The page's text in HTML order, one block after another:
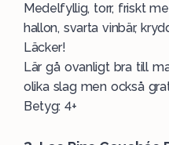
Medelfyllig, torr, friskt
hallon, svarta vinbär,
Läcker!
Lär gå ovanligt bra till
olika slag men också
Betyg: 4+